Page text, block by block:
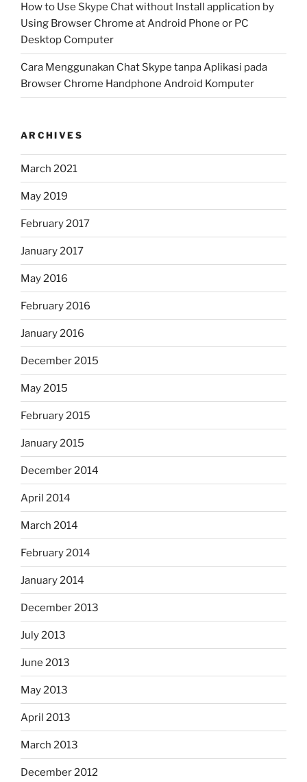
How to Use Skype Chat without Install application by
Using Browser Chrome at Android Phone or PC
Desktop Computer
Cara Menggunakan Chat Skype tanpa Aplikasi pada
Browser Chrome Handphone Android Komputer
ARCHIVES
March 2021
May 2019
February 2017
January 2017
May 2016
February 2016
January 2016
December 2015
May 2015
February 2015
January 2015
December 2014
April 2014
March 2014
February 2014
January 2014
December 2013
July 2013
June 2013
May 2013
April 2013
March 2013
December 2012